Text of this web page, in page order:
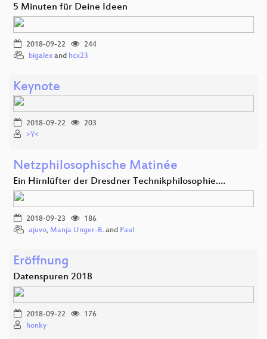
5 Minuten für Deine Ideen
2018-09-22
244
bigalex and hcx23
Keynote
2018-09-22
203
>Y<
Netzphilosophische Matinée
Ein Hirnlüfter der Dresdner Technikphilosophie.…
2018-09-23
186
ajuvo, Manja Unger-B. and Paul
Eröffnung
Datenspuren 2018
2018-09-22
176
honky